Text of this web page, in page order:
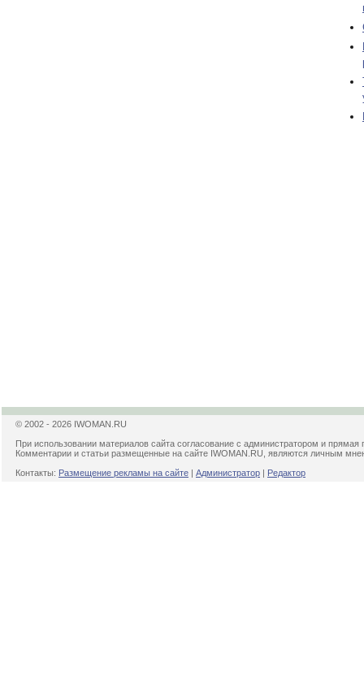
© 2002 - 2026 IWOMAN.RU
При использовании материалов сайта согласование с администратором и прямая
Комментарии и статьи размещенные на сайте IWOMAN.RU, являются личным
Контакты: Размещение рекламы на сайте | Администратор | Редактор